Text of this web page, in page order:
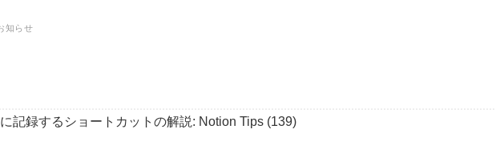
知らせ
記録するショートカットの解説: Notion Tips (139)